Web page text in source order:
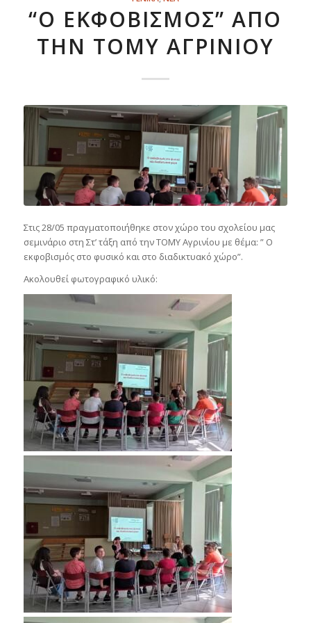
“Ο ΕΚΦΟΒΙΣΜΌΣ” ΑΠΌ
ΤΗΝ ΤΟΜΥ ΑΓΡΙΝΊΟΥ
Στις 28/05 πραγματοποιήθηκε στον χώρο του σχολείου μας
σεμινάριο στη Στ’ τάξη από την ΤΟΜΥ Αγρινίου με θέμα: ” Ο
εκφοβισμός στο φυσικό και στο διαδικτυακό χώρο”.
Ακολουθεί φωτογραφικό υλικό: